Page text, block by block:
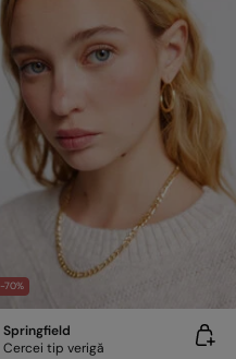
-70%
Springfield
Cercei tip verigă